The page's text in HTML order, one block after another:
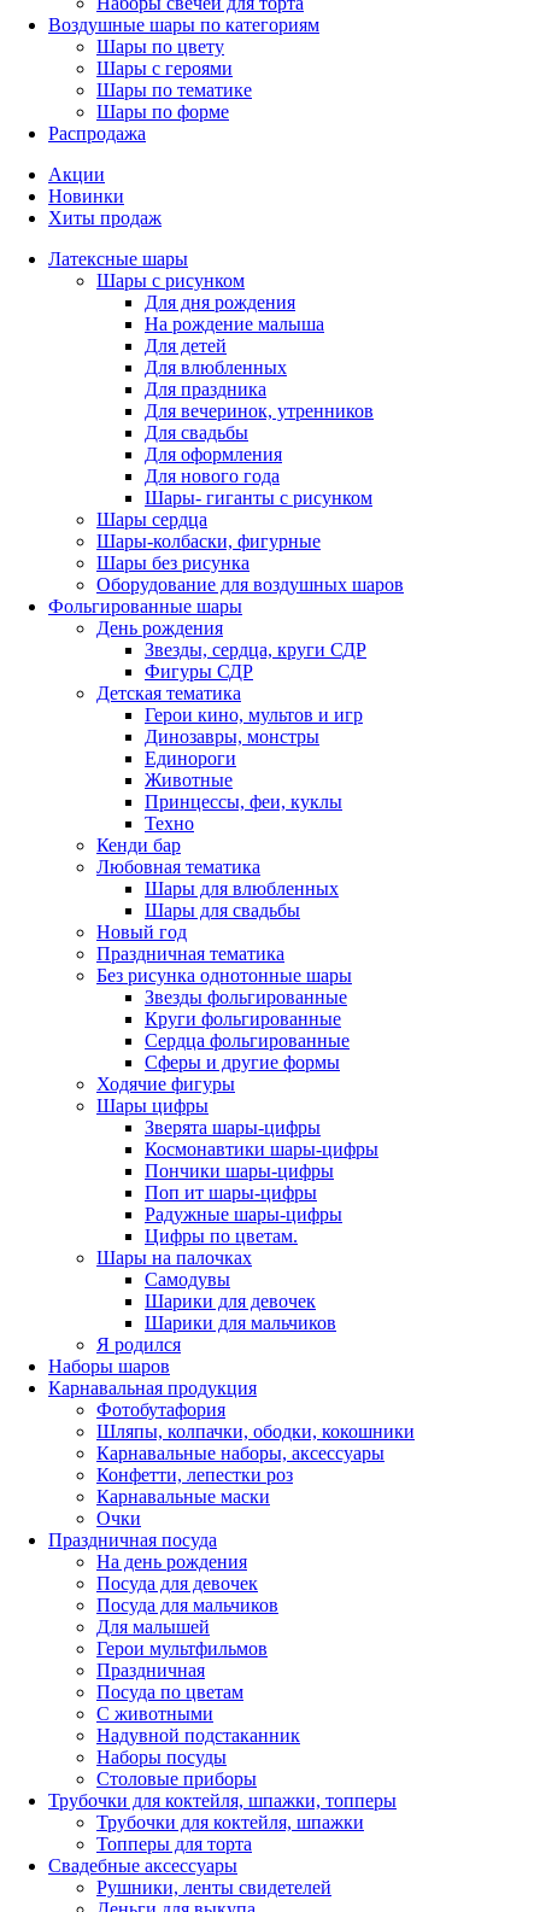
Воздушные шары по категориям
Шары по цвету
Шары с героями
Шары по тематике
Шары по форме
Распродажа
Акции
Новинки
Хиты продаж
Латексные шары
Шары с рисунком
Для дня рождения
На рождение малыша
Для детей
Для влюбленных
Для праздника
Для вечеринок, утренников
Для свадьбы
Для оформления
Для нового года
Шары- гиганты с рисунком
Шары сердца
Шары-колбаски, фигурные
Шары без рисунка
Оборудование для воздушных шаров
Фольгированные шары
День рождения
Звезды, сердца, круги СДР
Фигуры СДР
Детская тематика
Герои кино, мультов и игр
Динозавры, монстры
Единороги
Животные
Принцессы, феи, куклы
Техно
Кенди бар
Любовная тематика
Шары для влюбленных
Шары для свадьбы
Новый год
Праздничная тематика
Без рисунка однотонные шары
Звезды фольгированные
Круги фольгированные
Сердца фольгированные
Сферы и другие формы
Ходячие фигуры
Шары цифры
Зверята шары-цифры
Космонавтики шары-цифры
Пончики шары-цифры
Поп ит шары-цифры
Радужные шары-цифры
Цифры по цветам.
Шары на палочках
Самодувы
Шарики для девочек
Шарики для мальчиков
Я родился
Наборы шаров
Карнавальная продукция
Фотобутафория
Шляпы, колпачки, ободки, кокошники
Карнавальные наборы, аксессуары
Конфетти, лепестки роз
Карнавальные маски
Очки
Праздничная посуда
На день рождения
Посуда для девочек
Посуда для мальчиков
Для малышей
Герои мультфильмов
Праздничная
Посуда по цветам
С животными
Надувной подстаканник
Наборы посуды
Столовые приборы
Трубочки для коктейля, шпажки, топперы
Трубочки для коктейля, шпажки
Топперы для торта
Свадебные аксессуары
Рушники, ленты свидетелей